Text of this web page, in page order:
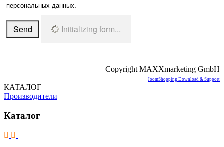
персональных данных.
Send Initializing form...
Copyright MAXXmarketing GmbH
JoomShopping Download & Support
КАТАЛОГ
Производители
Каталог